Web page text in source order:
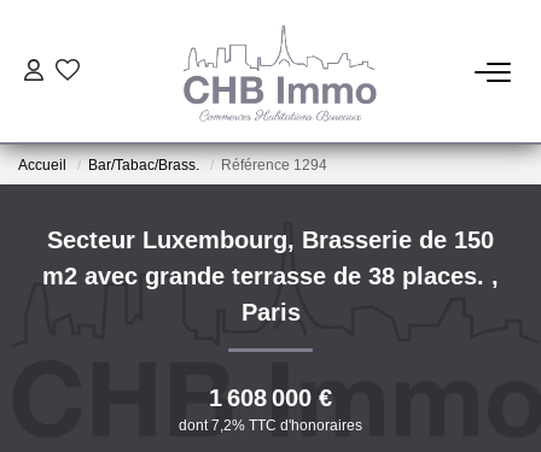
ESTIMATION
CESSIONS DE FONDS
GESTION
Accueil Bar/Tabac/Brass. Référence 1294
Secteur Luxembourg, Brasserie de 150
m2 avec grande terrasse de 38 places. ,
Paris
1 608 000 €
dont 7,2% TTC d'honoraires